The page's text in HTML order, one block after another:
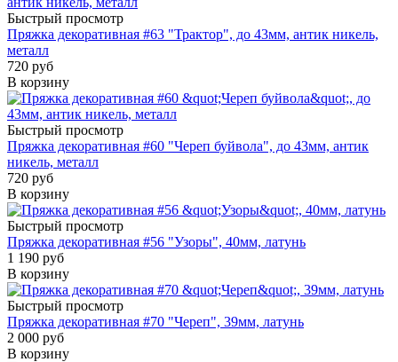
Быстрый просмотр
Пряжка декоративная #63 "Трактор", до 43мм, антик никель,
металл
720 руб
В корзину
Быстрый просмотр
Пряжка декоративная #60 "Череп буйвола", до 43мм, антик
никель, металл
720 руб
В корзину
Быстрый просмотр
Пряжка декоративная #56 "Узоры", 40мм, латунь
1 190 руб
В корзину
Быстрый просмотр
Пряжка декоративная #70 "Череп", 39мм, латунь
2 000 руб
В корзину